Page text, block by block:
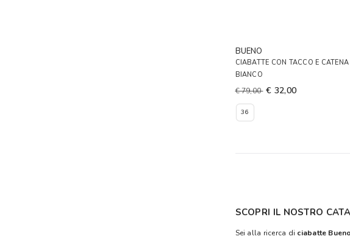
BUENO
CIABATTE CON TACCO E
BIANCO
€ 79,00 € 32,00
36
SCOPRI IL NOSTRO
Sei alla ricerca di ciabatte